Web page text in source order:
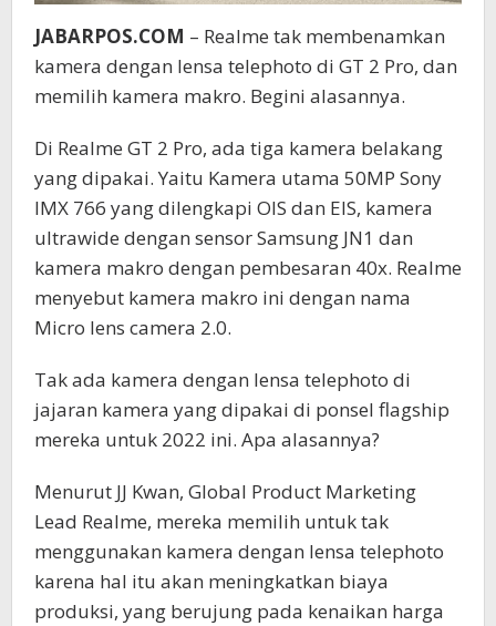
JABARPOS.COM – Realme tak membenamkan
kamera dengan lensa telephoto di GT 2 Pro, dan
memilih kamera makro. Begini alasannya.
Di Realme GT 2 Pro, ada tiga kamera belakang
yang dipakai. Yaitu Kamera utama 50MP Sony
IMX 766 yang dilengkapi OIS dan EIS, kamera
ultrawide dengan sensor Samsung JN1 dan
kamera makro dengan pembesaran 40x. Realme
menyebut kamera makro ini dengan nama
Micro lens camera 2.0.
Tak ada kamera dengan lensa telephoto di
jajaran kamera yang dipakai di ponsel flagship
mereka untuk 2022 ini. Apa alasannya?
Menurut JJ Kwan, Global Product Marketing
Lead Realme, mereka memilih untuk tak
menggunakan kamera dengan lensa telephoto
karena hal itu akan meningkatkan biaya
produksi, yang berujung pada kenaikan harga